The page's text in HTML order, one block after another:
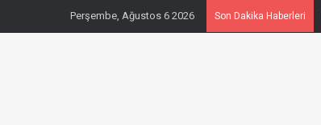
Perşembe, Ağustos 6 2026 Son Dakika Haberleri